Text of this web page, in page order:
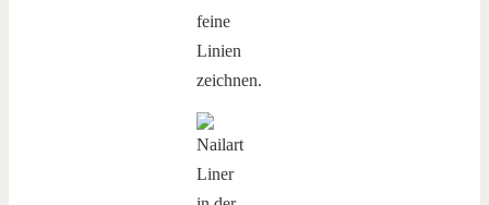
feine
Linien
zeichnen.